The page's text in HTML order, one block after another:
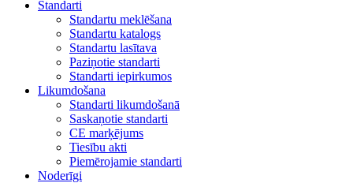
Standarti
Standartu meklēšana
Standartu katalogs
Standartu lasītava
Paziņotie standarti
Standarti iepirkumos
Likumdošana
Standarti likumdošanā
Saskaņotie standarti
CE marķējums
Tiesību akti
Piemērojamie standarti
Noderīgi